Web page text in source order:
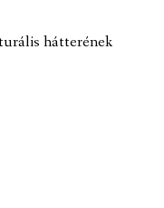
hátterének